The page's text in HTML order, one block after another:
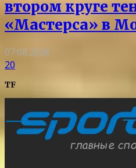
втором круге
«Мастерса» в
07.08.2026
20
TF